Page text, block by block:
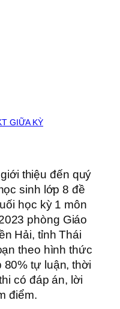
GIỮA KỲ
thiệu đến quý
sinh lớp 8 đề
học kỳ 1 môn
phòng Giáo
Hải, tỉnh Thái
theo hình thức
80% tự luận, thời
có đáp án, lời
điểm.